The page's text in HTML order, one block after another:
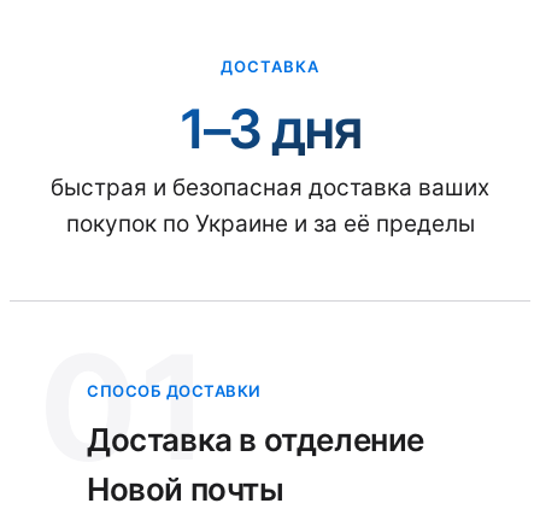
ДОСТАВКА
1–3 дня
быстрая и безопасная доставка ваших
покупок по Украине и за её пределы
01
СПОСОБ ДОСТАВКИ
Доставка в отделение
Новой почты